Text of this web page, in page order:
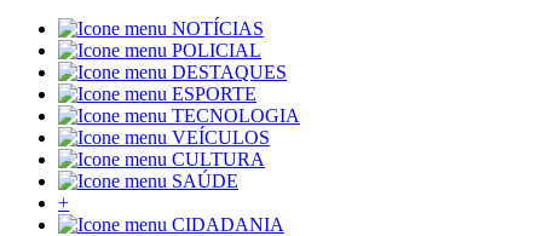
NOTÍCIAS
POLICIAL
DESTAQUES
ESPORTE
TECNOLOGIA
VEÍCULOS
CULTURA
SAÚDE
+
CIDADANIA